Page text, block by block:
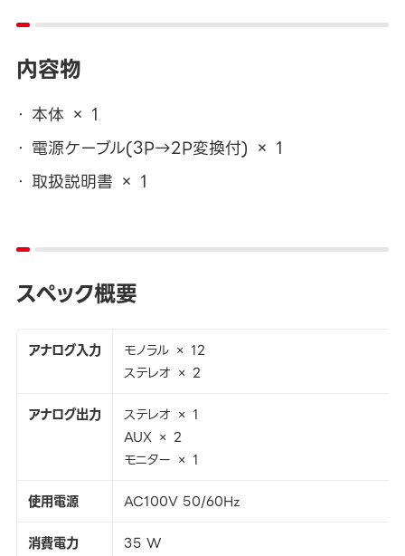
内容物
本体 × 1
電源ケーブル(3P→2P変換付) × 1
取扱説明書 × 1
スペック概要
アナログ入力
モノラル × 12
ステレオ × 2
アナログ出力
ステレオ × 1
AUX × 2
モニター × 1
使用電源
AC100V 50/60Hz
消費電力
35 W